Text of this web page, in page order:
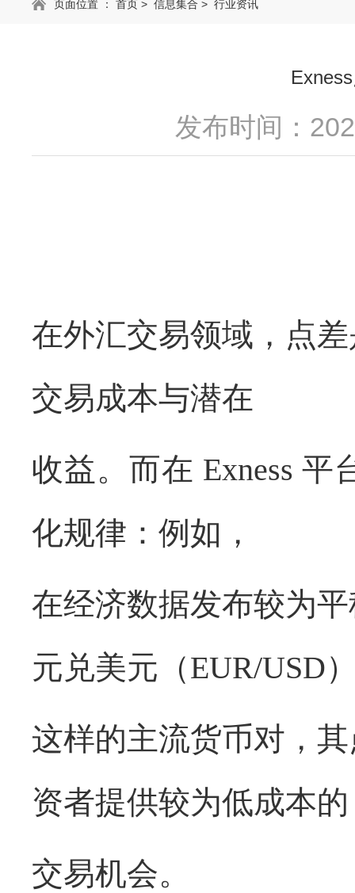
页面位置 ： 首页 > 信息集合 > 行业资讯
发布时间：
在外汇交易领域，点
交易成本与潜在
收益。而在 Exness 平
化规律：例如，
在经济数据发布较为
元兑美元（EUR/USD
这样的主流货币对，
资者提供较为低成本的
交易机会。